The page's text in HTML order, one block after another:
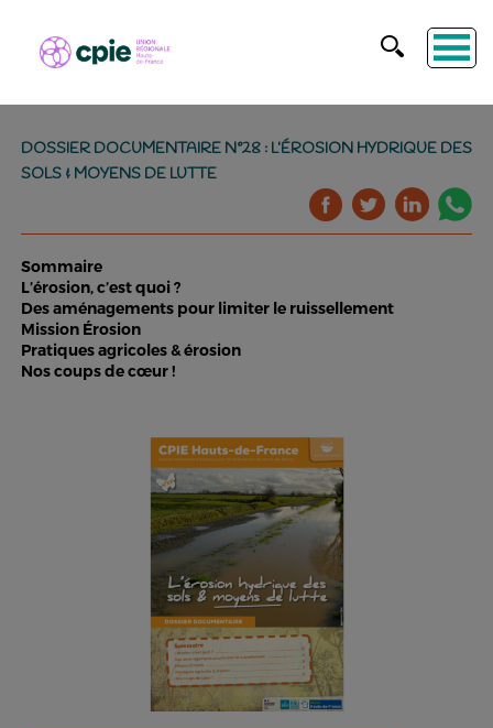
DOSSIER DOCUMENTAIRE N°28 : L’ÉROSION HYDRIQUE DES
SOLS & MOYENS DE LUTTE
Sommaire
L’érosion, c’est quoi ?
Des aménagements pour limiter le ruissellement
Mission Érosion
Pratiques agricoles & érosion
Nos coups de cœur !